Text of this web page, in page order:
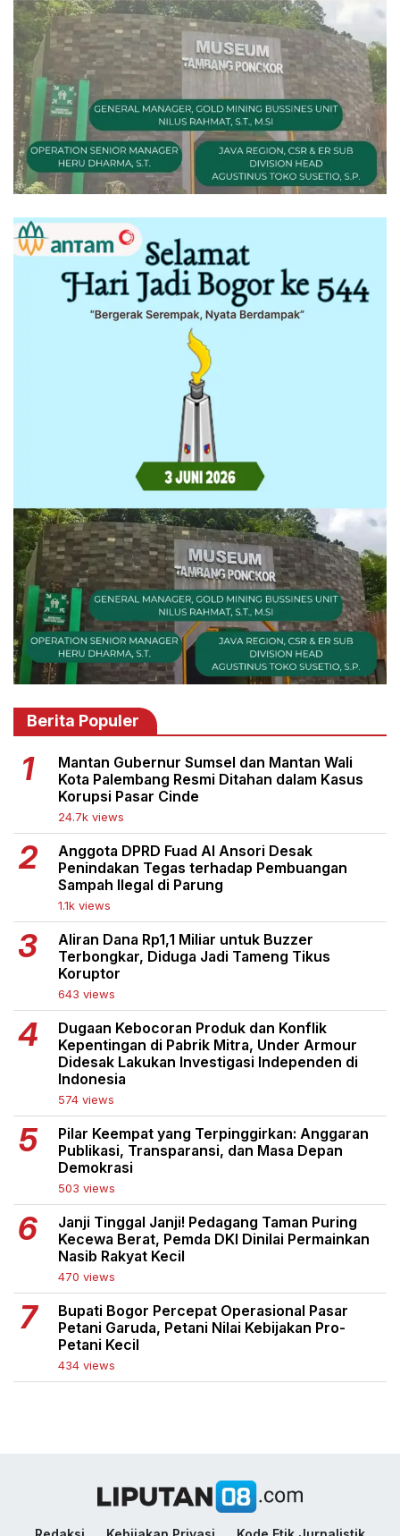
Berita Populer
Mantan Gubernur Sumsel dan Mantan Wali
Kota Palembang Resmi Ditahan dalam Kasus
Korupsi Pasar Cinde
24.7k views
Anggota DPRD Fuad Al Ansori Desak
Penindakan Tegas terhadap Pembuangan
Sampah Ilegal di Parung
1.1k views
Aliran Dana Rp1,1 Miliar untuk Buzzer
Terbongkar, Diduga Jadi Tameng Tikus
Koruptor
643 views
Dugaan Kebocoran Produk dan Konflik
Kepentingan di Pabrik Mitra, Under Armour
Didesak Lakukan Investigasi Independen di
Indonesia
574 views
Pilar Keempat yang Terpinggirkan: Anggaran
Publikasi, Transparansi, dan Masa Depan
Demokrasi
503 views
Janji Tinggal Janji! Pedagang Taman Puring
Kecewa Berat, Pemda DKI Dinilai Permainkan
Nasib Rakyat Kecil
470 views
Bupati Bogor Percepat Operasional Pasar
Petani Garuda, Petani Nilai Kebijakan Pro-
Petani Kecil
434 views